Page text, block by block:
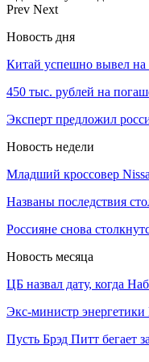
Prev Next
Новость дня
Китай успешно вывел на
450 тыс. рублей на
Эксперт предложил
Новость недели
Младший кроссовер
Названы последствия
Россияне снова
Новость месяца
ЦБ назвал дату, когда
Экс-министр
Пусть Брэд Питт бегает